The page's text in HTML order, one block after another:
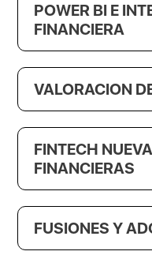
POWER BI E
FINANCIERA
VALORACION
FINTECH
FINANCIERAS
FUSIONES Y